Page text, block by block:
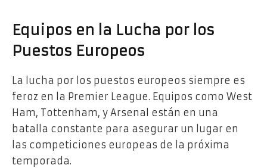
Equipos en la Lucha por los
Puestos Europeos
La lucha por los puestos europeos siempre es
feroz en la Premier League. Equipos como West
Ham, Tottenham, y Arsenal están en una
batalla constante para asegurar un lugar en
las competiciones europeas de la próxima
temporada.